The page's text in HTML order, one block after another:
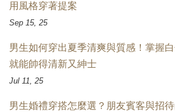
用風格穿著提案
Sep 15, 25
男生如何穿出夏季清爽與質感！掌握
就能帥得清新又紳士
Jul 11, 25
男生婚禮穿搭怎麼選？朋友賓客與招